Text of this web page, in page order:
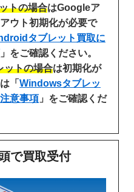
トの場合はGoogleア
ウト初期化が必要で
タブレット買取に
」をご確認ください。
ットの場合は初期化が
「 Windowsタブレッ
意事項 」をご確認くだ
で買取受付